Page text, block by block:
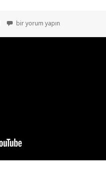
Bin Formüle Bedel: Feynman
bir yorum yapın